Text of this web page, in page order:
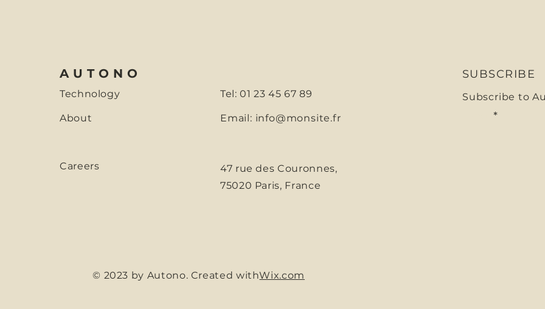
AUTONO
Technology
About
Careers
Tel: 01 23 45 67 89
Email: info@monsite.fr
47 rue des Couronnes,
75020 Paris, France
SUBSCRIBE
Subscribe to
© 2023 by Autono. Created withWix.com